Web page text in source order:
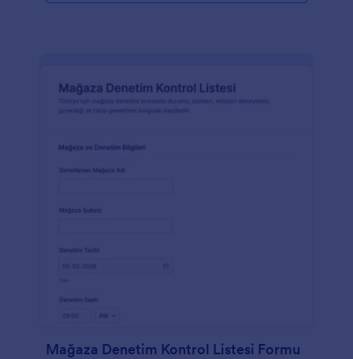
Mağaza Denetim Kontrol Listesi Formu